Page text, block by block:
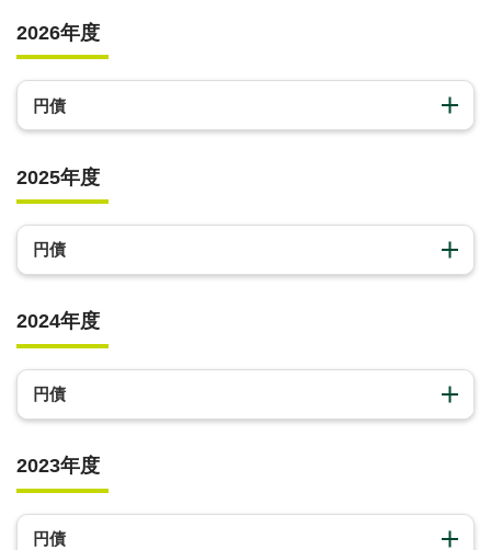
2026年度
円債
2025年度
円債
2024年度
円債
2023年度
円債